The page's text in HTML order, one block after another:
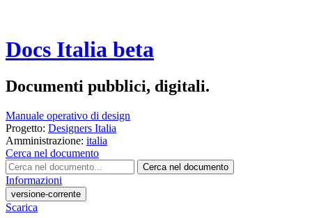
Docs Italia beta
Documenti pubblici, digitali.
Manuale operativo di design
Progetto: Designers Italia
Amministrazione: italia
Cerca nel documento
Cerca nel documento
Informazioni
versione-corrente
Scarica